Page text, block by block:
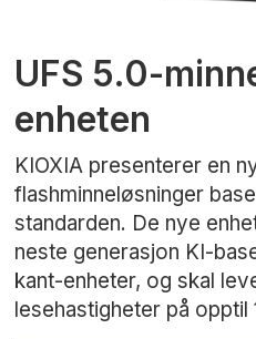
UFS 5.0-
enheten
KIOXIA presenterer en
flashminneløsninger
standarden. De nye
neste generasjon KI-
kant-enheter, og skal
lesehastigheter på opptil